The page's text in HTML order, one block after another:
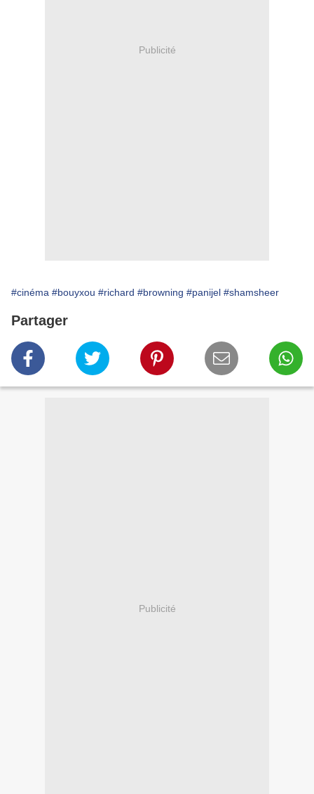
Publicité
#cinéma #bouyxou #richard #browning #panijel #shamsheer
Partager
Publicité